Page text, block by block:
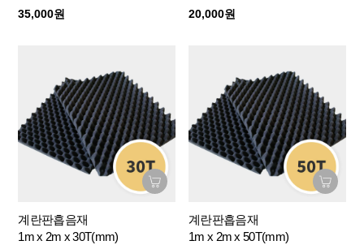
35,000원 20,000원
계란판흡음재
1m x 2m x 30T(mm)
계란판흡음재
1m x 2m x 50T(mm)